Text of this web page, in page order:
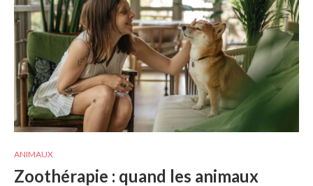
ANIMAUX
Zoothérapie : quand les animaux